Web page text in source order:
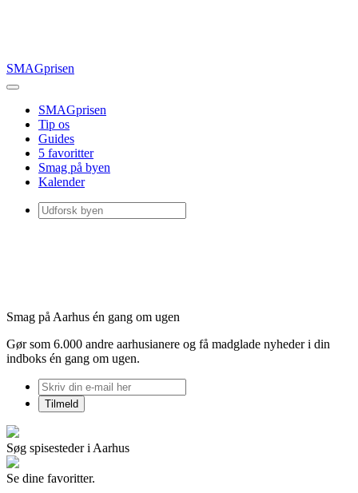
SMAGprisen
SMAGprisen
Tip os
Guides
5 favoritter
Smag på byen
Kalender
Smag på Aarhus én gang om ugen
Gør som 6.000 andre aarhusianere og få madglade nyheder i din
indboks én gang om ugen.
Søg spisesteder i Aarhus
Se dine favoritter.